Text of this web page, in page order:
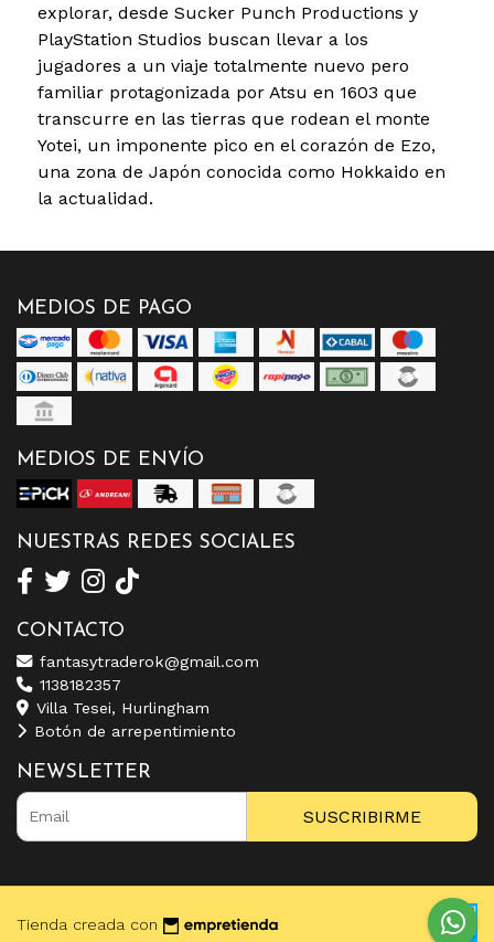
explorar, desde Sucker Punch Productions y
PlayStation Studios buscan llevar a los
jugadores a un viaje totalmente nuevo pero
familiar protagonizada por Atsu en 1603 que
transcurre en las tierras que rodean el monte
Yotei, un imponente pico en el corazón de Ezo,
una zona de Japón conocida como Hokkaido en
la actualidad.
MEDIOS DE PAGO
MEDIOS DE ENVÍO
NUESTRAS REDES SOCIALES
CONTACTO
fantasytraderok@gmail.com
1138182357
Villa Tesei, Hurlingham
Botón de arrepentimiento
NEWSLETTER
SUSCRIBIRME
Tienda creada con